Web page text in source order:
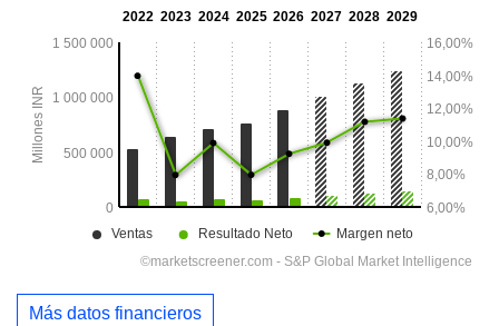
Más datos financieros